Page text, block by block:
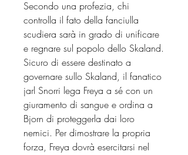
Secondo una profezia, chi
controlla il fato della fanciulla
scudiera sarà in grado di unificare
e regnare sul popolo dello Skaland.
Sicuro di essere destinato a
governare sullo Skaland, il fanatico
jarl Snorri lega Freya a sé con un
giuramento di sangue e ordina a
Bjorn di proteggerla dai loro
nemici. Per dimostrare la propria
forza, Freya dovrà esercitarsi nel